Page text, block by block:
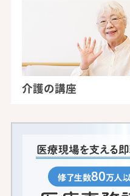
介護の講座